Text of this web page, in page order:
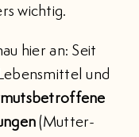
wichtig.
hier an: Seit
und
(Mutter-